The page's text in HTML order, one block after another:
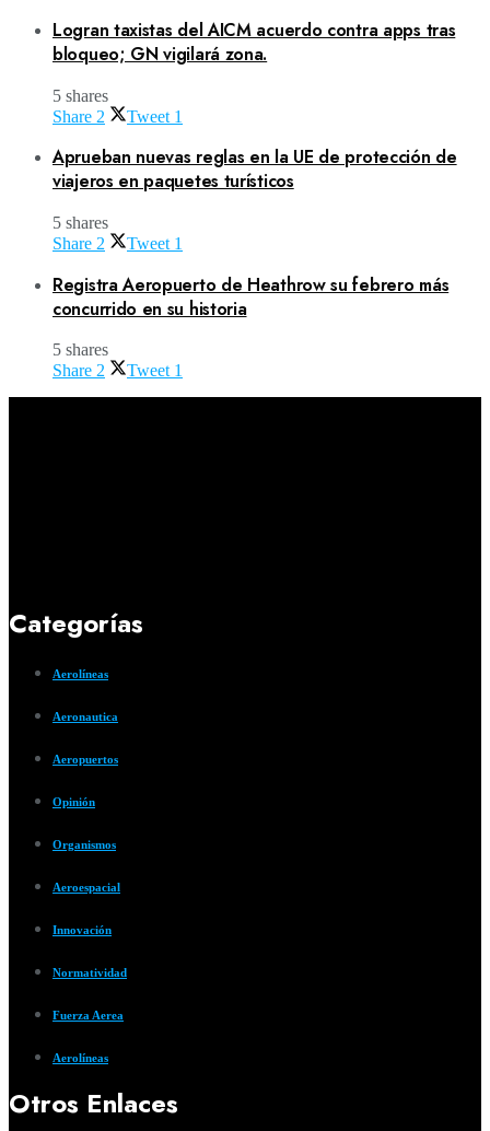
Logran taxistas del AICM acuerdo contra apps tras
bloqueo; GN vigilará zona.
5 shares
Share 2 Tweet 1
Aprueban nuevas reglas en la UE de protección de
viajeros en paquetes turísticos
5 shares
Share 2 Tweet 1
Registra Aeropuerto de Heathrow su febrero más
concurrido en su historia
5 shares
Share 2 Tweet 1
Categorías
Aerolíneas
Aeronautica
Aeropuertos
Opinión
Organismos
Aeroespacial
Innovación
Normatividad
Fuerza Aerea
Aerolíneas
Otros Enlaces